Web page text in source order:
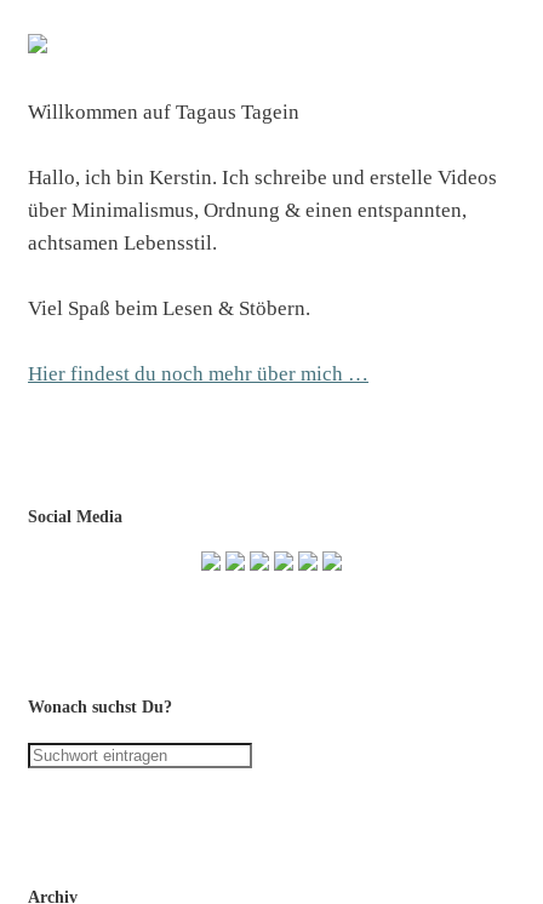
Willkommen auf Tagaus Tagein
Hallo, ich bin Kerstin. Ich schreibe und erstelle Videos
über Minimalismus, Ordnung & einen entspannten,
achtsamen Lebensstil.
Viel Spaß beim Lesen & Stöbern.
Hier findest du noch mehr über mich …
Social Media
Wonach suchst Du?
Archiv